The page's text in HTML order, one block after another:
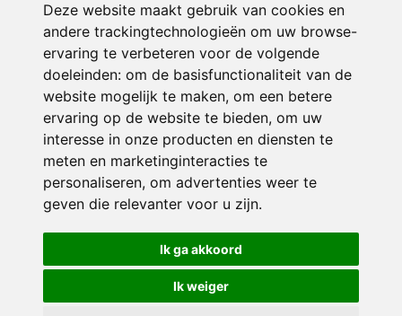
Deze website maakt gebruik van cookies en
andere trackingtechnologieën om uw browse-
ervaring te verbeteren voor de volgende
doeleinden: om de basisfunctionaliteit van de
website mogelijk te maken, om een betere
ervaring op de website te bieden, om uw
interesse in onze producten en diensten te
meten en marketinginteracties te
personaliseren, om advertenties weer te
geven die relevanter voor u zijn.
Ik ga akkoord
Ik weiger
© 2026 Sint Bernardus | Alle rechten voorbehouden
Privacy policy|Disclaimer| Klachtenregeling|RSIN en Anbi
voorkeuren
Crealisatie The MindOffice